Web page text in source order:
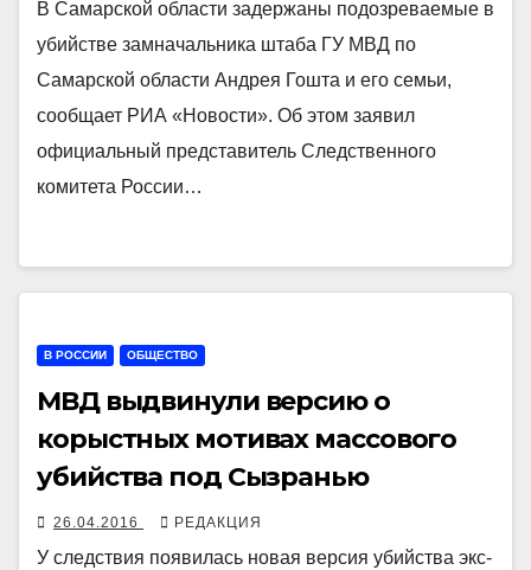
В Самарской области задержаны подозреваемые в
убийстве замначальника штаба ГУ МВД по
Самарской области Андрея Гошта и его семьи,
сообщает РИА «Новости». Об этом заявил
официальный представитель Следственного
комитета России…
В РОССИИ ОБЩЕСТВО
МВД выдвинули версию о
корыстных мотивах массового
убийства под Сызранью
26.04.2016 РЕДАКЦИЯ
У следствия появилась новая версия убийства экс-